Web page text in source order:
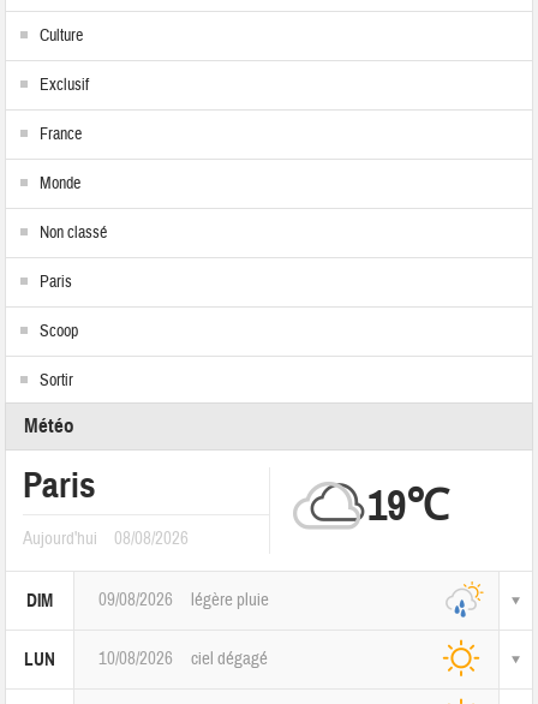
Culture
Exclusif
France
Monde
Non classé
Paris
Scoop
Sortir
Météo
Paris
Aujourd'hui 08/08/2026
19℃
DIM 09/08/2026 légère pluie
LUN 10/08/2026 ciel dégagé